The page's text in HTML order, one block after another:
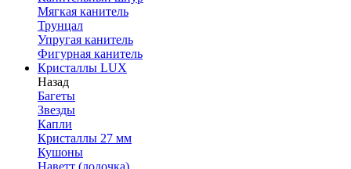
Мягкая канитель
Трунцал
Упругая канитель
Фигурная канитель
Кристаллы LUX
Назад
Багеты
Звезды
Капли
Кристаллы 27 мм
Кушоны
Наветт (лодочка)